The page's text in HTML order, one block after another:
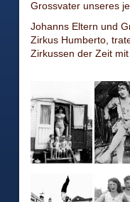
Grossvater unseres
Johanns Eltern und
Zirkus Humberto,
Zirkussen der Zeit